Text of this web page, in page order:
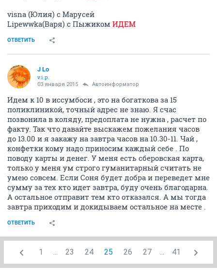
visna (Юлия) с Марусей
Lipewwka(Варя) с Пыжиком ИДЕМ
ОТВЕТИТЬ
J Lo
v.i.p.
03 января 2015 Автоинформатор
Идем к 10 в иссумбоси , это на богаткова за 15
поликлиникой, точный адрес не знаю. Я счас
позвонила в коляду, предоплата не нужна , расчет по
факту. Так что давайте выскажем пожелания часов
до 13.00 и я закажу на завтра часов на 10.30-11. Чай ,
конфетки кому надо приносим каждый себе . По
поводу карты и денег. У меня есть сберовская карта,
только у меня ум строго гуманитарный считать не
умею совсем. Если Соня будет добра и переведет мне
сумму за тех кто идет завтра, буду очень благодарна.
А остальное отправит тем кто отказался. А мы тогда
завтра приходим и докидываем остальное на месте .
ОТВЕТИТЬ
1 ... 23 24 25 26 27 ... 41